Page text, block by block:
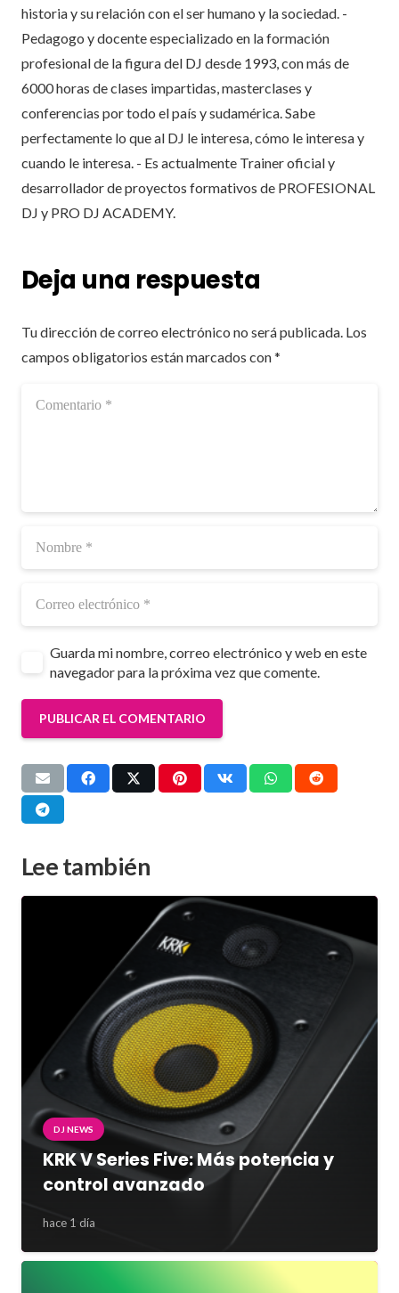
historia y su relación con el ser humano y la sociedad. -
Pedagogo y docente especializado en la formación
profesional de la figura del DJ desde 1993, con más de
6000 horas de clases impartidas, masterclases y
conferencias por todo el país y sudamérica. Sabe
perfectamente lo que al DJ le interesa, cómo le interesa y
cuando le interesa. - Es actualmente Trainer oficial y
desarrollador de proyectos formativos de PROFESIONAL
DJ y PRO DJ ACADEMY.
Deja una respuesta
Tu dirección de correo electrónico no será publicada. Los
campos obligatorios están marcados con*
Guarda mi nombre, correo electrónico y web en este
navegador para la próxima vez que comente.
PUBLICAR EL COMENTARIO
Lee también
DJ NEWS
KRK V Series Five: Más potencia y
control avanzado
hace 1 día